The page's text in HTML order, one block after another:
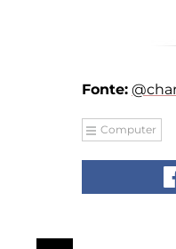
Fonte:
Computer